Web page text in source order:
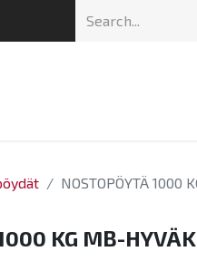
NOSTOPÖYTÄ 1000
KG MB-